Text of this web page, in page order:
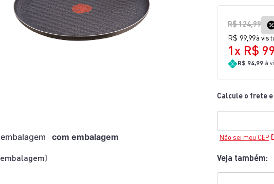
)
com embalagem
R$124,99
R$ 99 99à
1x R$ 99
R$ 94,99 à
Não sei meu CEP
Veja também: